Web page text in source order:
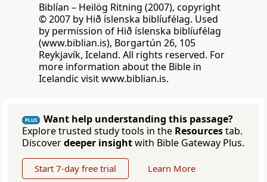
Biblían – Heilög Ritning (2007), copyright
© 2007 by Hið íslenska biblíufélag. Used
by permission of Hið íslenska biblíufélag
(www.biblian.is), Borgartún 26, 105
Reykjavík, Iceland. All rights reserved. For
more information about the Bible in
Icelandic visit www.biblian.is.
PLUS
Want help understanding this passage?
Explore trusted study tools in the Resourcestab.
Discoverdeeper insightwith Bible Gateway Plus.
Start 7-day free trial Learn More